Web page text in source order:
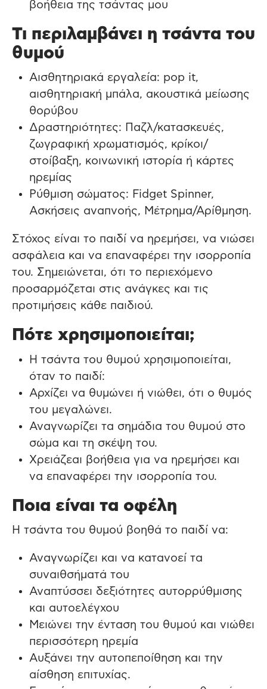
βοήθεια της τσάντας μου
Τι περιλαμβάνει η τσάντα του
θυμού
Αισθητηριακά εργαλεία: pop it,
αισθητηριακή μπάλα, ακουστικά μείωσης
θορύβου
Δραστηριότητες: Παζλ/κατασκευές,
ζωγραφική χρωματισμός, κρίκοι/
στοίβαξη, κοινωνική ιστορία ή κάρτες
ηρεμίας
Ρύθμιση σώματος: Fidget Spinner,
Ασκήσεις αναπνοής, Μέτρημα/Αρίθμηση.
Στόχος είναι το παιδί να ηρεμήσει, να νιώσει
ασφάλεια και να επαναφέρει την ισορροπία
του. Σημειώνεται, ότι το περιεχόμενο
προσαρμόζεται στις ανάγκες και τις
προτιμήσεις κάθε παιδιού.
Πότε χρησιμοποιείται;
Η τσάντα του θυμού χρησιμοποιείται,
όταν το παιδί:
Αρχίζει να θυμώνει ή νιώθει, ότι ο θυμός
του μεγαλώνει.
Αναγνωρίζει τα σημάδια του θυμού στο
σώμα και τη σκέψη του.
Χρειάζεαι βοήθεια για να ηρεμήσει και
να επαναφέρει την ισορροπία του.
Ποια είναι τα οφέλη
Η τσάντα του θυμού βοηθά το παιδί να:
Αναγνωρίζει και να κατανοεί τα
συναιθσήματά του
Αναπτύσσει δεξιότητες αυτορρύθμισης
και αυτοελέγχου
Μειώνει την ένταση του θυμού και νιώθει
περισσότερη ηρεμία
Αυξάνει την αυτοπεποίθηση και την
αίσθηση επιτυχίας.